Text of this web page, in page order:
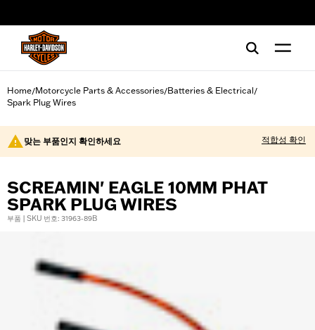
Home/Motorcycle Parts & Accessories/Batteries & Electrical/
Spark Plug Wires
맞는 부품인지 확인하세요 적합성 확인
SCREAMIN' EAGLE 10MM PHAT
SPARK PLUG WIRES
부품 | SKU 번호: 31963-89B